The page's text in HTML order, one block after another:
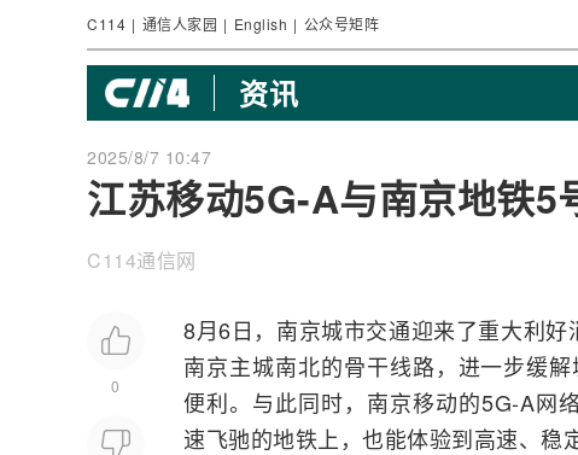
C114 | 通信人家园 | English | 公众号矩阵
资讯
2025/8/7 10:47
江苏移动5G-A与南京地铁5
C114通信网
0
8月6日，南京城市交通迎来了重大利
南京主城南北的骨干线路，进一步缓
便利。与此同时，南京移动的5G-A网
速飞驰的地铁上，也能体验到高速、稳